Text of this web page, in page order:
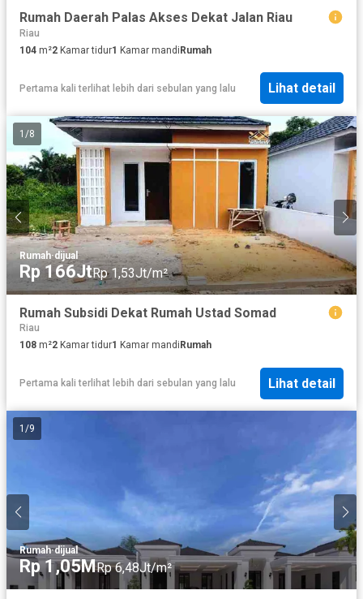
Rumah Daerah Palas Akses Dekat Jalan Riau
Riau
104 m²2 Kamar tidur1 Kamar mandiRumah
Pertama kali terlihat lebih dari sebulan yang lalu Lihat detail
1 /8
Rumah·dijual
Rp 166JtRp 1,53Jt/m²
Rumah Subsidi Dekat Rumah Ustad Somad
Riau
108 m²2 Kamar tidur1 Kamar mandi Rumah
Pertama kali terlihat lebih dari sebulan yang lalu Lihat detail
1 /9
Rumah·dijual
Rp 1,05MRp 6,48Jt/m²